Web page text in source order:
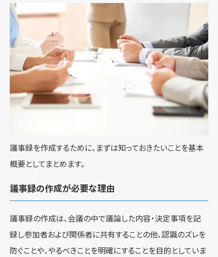
議事録を作成するために、まずは知っておきたいことを基本
概要としてまとめます。
議事録の作成が必要な理由
議事録の作成は、会議の中で議論した内容・決定事項を記
録し参加者および関係者に共有することの他、認識のズレを
防ぐことや、やるべきことを明確にすることを目的としていま